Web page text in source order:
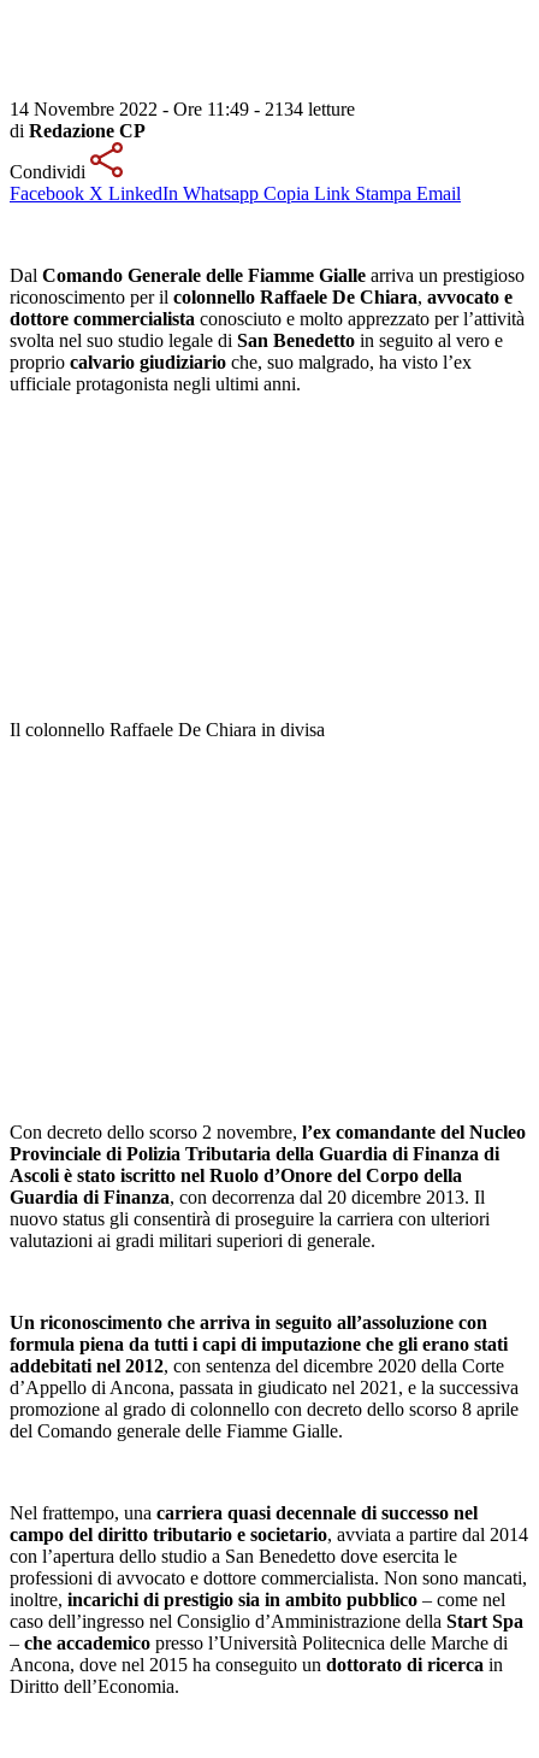
14 Novembre 2022 - Ore 11:49 - 2134 letture
di Redazione CP
Condividi
Facebook X LinkedIn Whatsapp Copia Link Stampa Email
Dal Comando Generale delle Fiamme Gialle arriva un prestigioso
riconoscimento per il colonnello Raffaele De Chiara, avvocato e
dottore commercialista conosciuto e molto apprezzato per l’attività
svolta nel suo studio legale di San Benedetto in seguito al vero e
proprio calvario giudiziario che, suo malgrado, ha visto l’ex
ufficiale protagonista negli ultimi anni.
Il colonnello Raffaele De Chiara in divisa
Con decreto dello scorso 2 novembre, l’ex comandante del Nucleo
Provinciale di Polizia Tributaria della Guardia di Finanza di
Ascoli è stato iscritto nel Ruolo d’Onore del Corpo della
Guardia di Finanza, con decorrenza dal 20 dicembre 2013. Il
nuovo status gli consentirà di proseguire la carriera con ulteriori
valutazioni ai gradi militari superiori di generale.
Un riconoscimento che arriva in seguito all’assoluzione con
formula piena da tutti i capi di imputazione che gli erano stati
addebitati nel 2012, con sentenza del dicembre 2020 della Corte
d’Appello di Ancona, passata in giudicato nel 2021, e la successiva
promozione al grado di colonnello con decreto dello scorso 8 aprile
del Comando generale delle Fiamme Gialle.
Nel frattempo, una carriera quasi decennale di successo nel
campo del diritto tributario e societario, avviata a partire dal 2014
con l’apertura dello studio a San Benedetto dove esercita le
professioni di avvocato e dottore commercialista. Non sono mancati,
inoltre, incarichi di prestigio sia in ambito pubblico – come nel
caso dell’ingresso nel Consiglio d’Amministrazione della Start Spa
– che accademico presso l’Università Politecnica delle Marche di
Ancona, dove nel 2015 ha conseguito un dottorato di ricerca in
Diritto dell’Economia.